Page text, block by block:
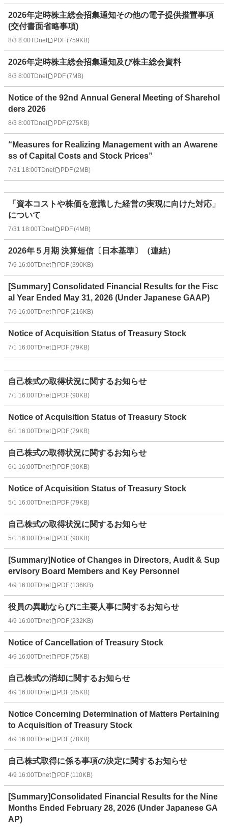
2026年定時株主総会招集通知その他の電子提供措置事項
(交付書面省略事項)
8/3 8:00TDnet PDF(759KB)
2026年定時株主総会招集通知及び株主総会資料
8/3 8:00TDnet PDF(7MB)
Notice of the 92nd Annual General Meeting of Sharehol
ders 2026
8/3 8:00TDnet PDF(275KB)
“Measures for Realizing Management with an Awarene
ss of Capital Costs and Stock Prices”
7/31 18:00TDnet PDF(2MB)
「資本コストや株価を意識した経営の実現に向けた対応」
について
7/31 18:00TDnet PDF(4MB)
2026年５月期 決算短信〔日本基準〕（連結）
7/9 16:00TDnet PDF(390KB)
[Summary] Consolidated Financial Results for the Fisc
al Year Ended May 31, 2026 (Under Japanese GAAP)
7/9 16:00TDnet PDF(216KB)
Notice of Acquisition Status of Treasury Stock
7/1 16:00TDnet PDF(79KB)
自己株式の取得状況に関するお知らせ
7/1 16:00TDnet PDF(90KB)
Notice of Acquisition Status of Treasury Stock
6/1 16:00TDnet PDF(79KB)
自己株式の取得状況に関するお知らせ
6/1 16:00TDnet PDF(90KB)
Notice of Acquisition Status of Treasury Stock
5/1 16:00TDnet PDF(79KB)
自己株式の取得状況に関するお知らせ
5/1 16:00TDnet PDF(90KB)
[Summary]Notice of Changes in Directors, Audit & Sup
ervisory Board Members and Key Personnel
4/9 16:00TDnet PDF(136KB)
役員の異動ならびに主要人事に関するお知らせ
4/9 16:00TDnet PDF(232KB)
Notice of Cancellation of Treasury Stock
4/9 16:00TDnet PDF(75KB)
自己株式の消却に関するお知らせ
4/9 16:00TDnet PDF(85KB)
Notice Concerning Determination of Matters Pertaining
to Acquisition of Treasury Stock
4/9 16:00TDnet PDF(78KB)
自己株式取得に係る事項の決定に関するお知らせ
4/9 16:00TDnet PDF(110KB)
[Summary]Consolidated Financial Results for the Nine
Months Ended February 28, 2026 (Under Japanese GA
AP)